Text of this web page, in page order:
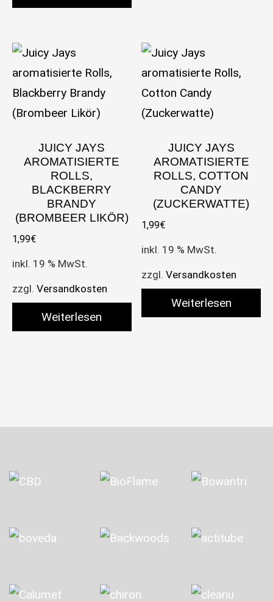
JUICY JAYS
AROMATISIERTE
ROLLS,
BLACKBERRY
BRANDY
(BROMBEER LIKÖR)
1,99€
inkl. 19 % MwSt.
zzgl. Versandkosten
Weiterlesen
JUICY JAYS
AROMATISIERTE
ROLLS, COTTON
CANDY
(ZUCKERWATTE)
1,99€
inkl. 19 % MwSt.
zzgl.Versandkosten
Weiterlesen